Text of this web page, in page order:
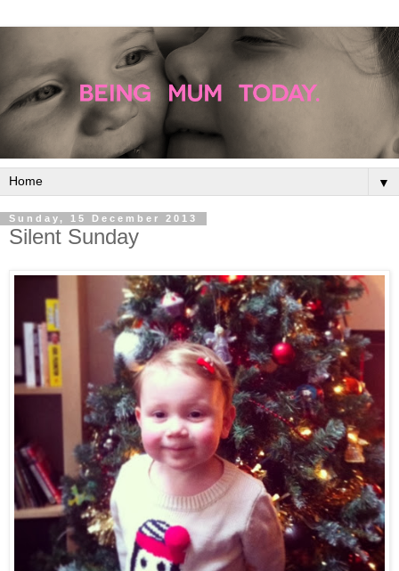
▼
Sunday, 15 December 2013
Silent Sunday